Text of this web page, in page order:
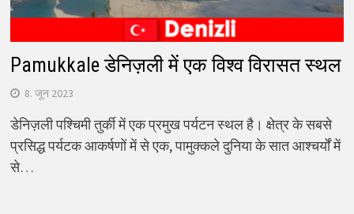
Pamukkale डेनिज़ली में एक विश्व विरासत स्थल
8. जून 2023
डेनिज़ली पश्चिमी तुर्की में एक प्रमुख पर्यटन स्थल है। क्षेत्र के सबसे
प्रसिद्ध पर्यटक आकर्षणों में से एक, पामुक्कले दुनिया के सात आश्चर्यों में
से…